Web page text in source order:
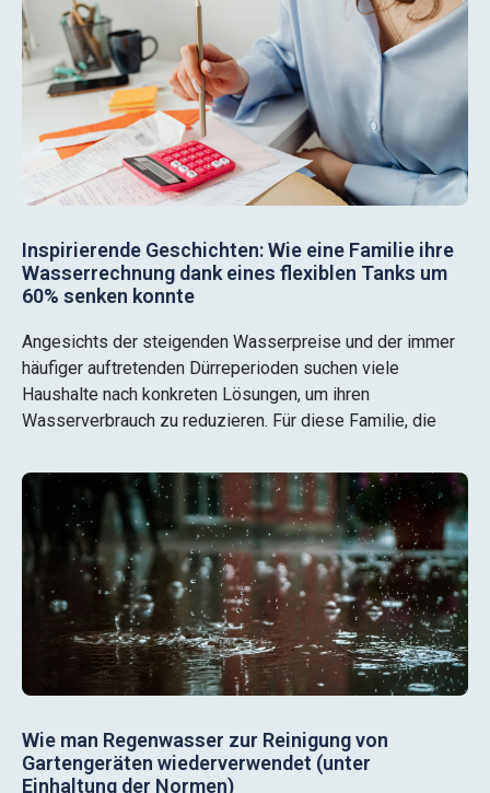
Inspirierende Geschichten: Wie eine Familie ihre
Wasserrechnung dank eines flexiblen Tanks um
60% senken konnte
Angesichts der steigenden Wasserpreise und der immer
häufiger auftretenden Dürreperioden suchen viele
Haushalte nach konkreten Lösungen, um ihren
Wasserverbrauch zu reduzieren. Für diese Familie, die
Wie man Regenwasser zur Reinigung von
Gartengeräten wiederverwendet (unter
Einhaltung der Normen)